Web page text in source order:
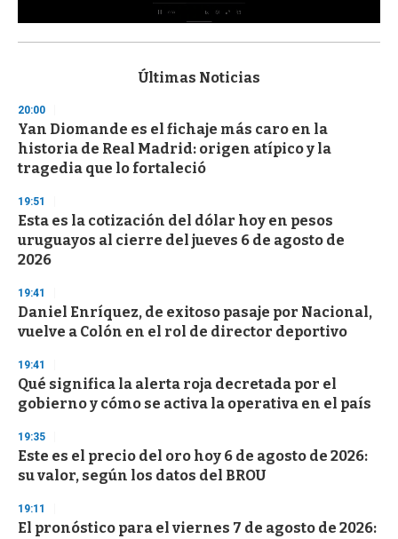
s
d
s
o
f
3
s
e
c
o
n
Últimas Noticias
20:00
Yan Diomande es el fichaje más caro en la
historia de Real Madrid: origen atípico y la
tragedia que lo fortaleció
19:51
Esta es la cotización del dólar hoy en pesos
uruguayos al cierre del jueves 6 de agosto de
2026
19:41
Daniel Enríquez, de exitoso pasaje por Nacional,
vuelve a Colón en el rol de director deportivo
19:41
Qué significa la alerta roja decretada por el
gobierno y cómo se activa la operativa en el país
19:35
Este es el precio del oro hoy 6 de agosto de 2026:
su valor, según los datos del BROU
19:11
El pronóstico para el viernes 7 de agosto de 2026: